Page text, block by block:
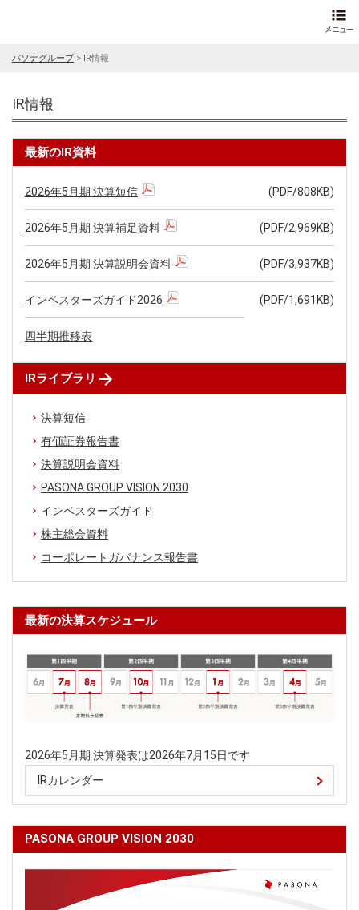
パソナグループ> IR情報
IR情報
最新のIR資料
2026年5月期 決算短信 (PDF/808KB)
2026年5月期 決算補足資料 (PDF/2,969KB)
2026年5月期 決算説明会資料 (PDF/3,937KB)
インベスターズガイド2026 (PDF/1,691KB)
四半期推移表
IRライブラリ
決算短信
有価証券報告書
決算説明会資料
PASONA GROUP VISION 2030
インベスターズガイド
株主総会資料
コーポレートガバナンス報告書
最新の決算スケジュール
2026年5月期 決算発表は2026年7月15日です
IRカレンダー
PASONA GROUP VISION 2030